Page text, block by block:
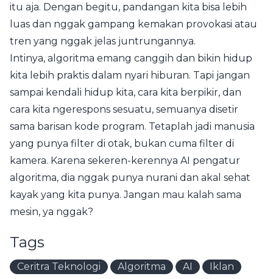
itu aja. Dengan begitu, pandangan kita bisa lebih
luas dan nggak gampang kemakan provokasi atau
tren yang nggak jelas juntrungannya.
Intinya, algoritma emang canggih dan bikin hidup
kita lebih praktis dalam nyari hiburan. Tapi jangan
sampai kendali hidup kita, cara kita berpikir, dan
cara kita ngerespons sesuatu, semuanya disetir
sama barisan kode program. Tetaplah jadi manusia
yang punya filter di otak, bukan cuma filter di
kamera. Karena sekeren-kerennya AI pengatur
algoritma, dia nggak punya nurani dan akal sehat
kayak yang kita punya. Jangan mau kalah sama
mesin, ya nggak?
Tags
Ceritra Teknologi Algoritma AI
Iklan